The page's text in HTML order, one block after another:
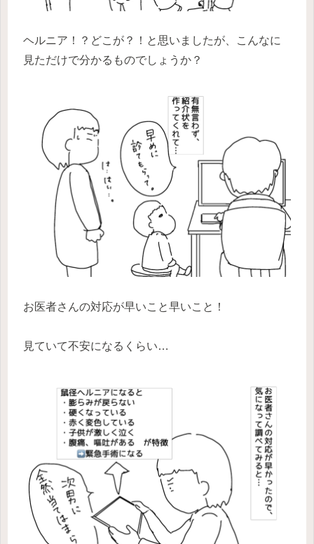
ヘルニア！？どこが？！と思いましたが、こんなに
見ただけで分かるものでしょうか？
お医者さんの対応が早いこと早いこと！
見ていて不安になるくらい…